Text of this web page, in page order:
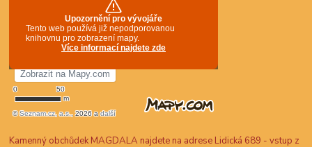
Kamenný obchůdek MAGDALA najdete na adrese Lidická 689 - vstup z